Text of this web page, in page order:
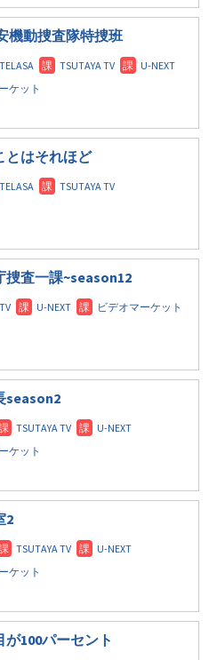
osusume-
osusume-
osusume-
osusume-
osusume-
osusume-
機動捜査隊特捜班
osusume-
osusume-
とはそれほど
osusume-
osusume-
捜査一課~season12
osusume-
season2
osusume-
2
が100パーセント